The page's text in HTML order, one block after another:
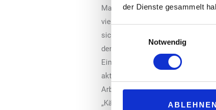
der Dienste gesammelt
Notwendig
ABLEHNEN
Markt gebracht, das sich auch für
viel kompakter und zielt auf das
sich analog zu einer
den Saugvorgang. Dann kann
Einsatzort transportiert werden.
aktivierten Modus informiert. Da
Arbeiten sicher. Sämtliche
„Kärcher Battery Universe“